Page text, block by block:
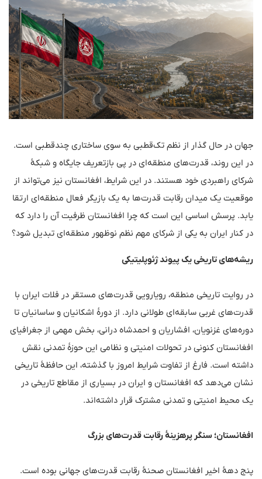
جهان در حال گذار از نظم تک‌قطبی به سوی ساختاری چندقطبی است.
در این روند، قدرت‌های منطقه‌ای در پی بازتعریف جایگاه و شبکهٔ
شرکای راهبردی خود هستند. در این شرایط، افغانستان نیز می‌تواند از
موقعیت یک میدان رقابت قدرت‌ها به یک بازیگر فعال منطقه‌ای ارتقا
یابد. پرسش اساسی این است که چرا افغانستان ظرفیت آن را دارد که
در کنار ایران به یکی از شرکای مهم نظم نوظهور منطقه‌ای تبدیل شود؟
ریشه‌های تاریخی یک پیوند ژئوپلیتیکی
در روایت تاریخی منطقه، رویارویی قدرت‌های مستقر در فلات ایران با
قدرت‌های غربی سابقه‌ای طولانی دارد. از دورهٔ اشکانیان و ساسانیان تا
دوره‌های غزنویان، افشاریان و احمدشاه درانی، بخش مهمی از جغرافیای
افغانستان کنونی در تحولات امنیتی و نظامی این حوزهٔ تمدنی نقش
داشته است. فارغ از تفاوت شرایط امروز با گذشته، این حافظهٔ تاریخی
نشان می‌دهد که افغانستان و ایران در بسیاری از مقاطع تاریخی در
یک محیط امنیتی و تمدنی مشترک قرار داشته‌اند.
افغانستان؛ سنگر پرهزینهٔ رقابت قدرت‌های بزرگ
پنج دههٔ اخیر افغانستان صحنهٔ رقابت قدرت‌های جهانی بوده است.